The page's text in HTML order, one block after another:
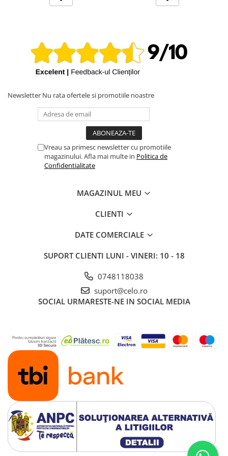
iPhone 7 Plus
iPhone 7
iPhone 6s Plus
iPhone SE 2022 3rd
iPhone 6
Top Piese iPhone
Piese & Accesorii iPad
iPad Pro 11″ (1st gen - 2018)
iPad Pro 11″ (2nd gen - 2020)
iPad Pro 11″ (3rd gen - 2021)
iPad Pro 12.9″ (3rd gen - 2018)
iPad Pro 12.9″ (4th gen - 2020)
iPad Pro 12.9″ (5th gen - 2021)
iPad Pro 12.9″ (6th gen - 2022)
iPad Pro 9.7″ (2016)
iPad
iPad (4th gen)
iPad 9.7″ (5th gen - 2017)
iPad 9.7″ (6th gen - 2018)
Newsletter Nu rata ofertele si promotiile noastre
Vreau sa primesc newsletter cu promotiile
magazinului. Afla mai multe in Politica de
Confidentialitate
MAGAZINUL MEU
CLIENTI
DATE COMERCIALE
SUPORT CLIENTI LUNI - VINERI: 10 - 18
0748118038
suport@celo.ro
SOCIAL URMARESTE-NE IN SOCIAL MEDIA